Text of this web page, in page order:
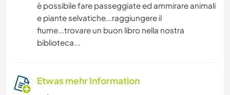
è possibile fare passeggiate ed ammirare animali
e piante selvatiche...raggiungere il
fiume...trovare un buon libro nella nostra
biblioteca...
Etwas mehr Information